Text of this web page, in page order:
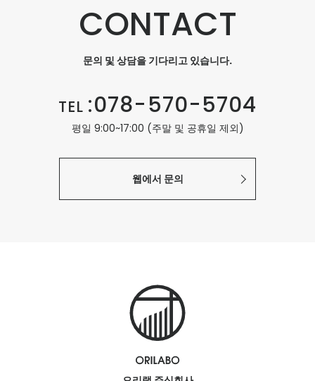
CONTACT
문의 및 상담을 기다리고 있습니다.
TEL :078-570-5704
평일 9:00~17:00 (주말 및 공휴일 제외)
웹에서 문의